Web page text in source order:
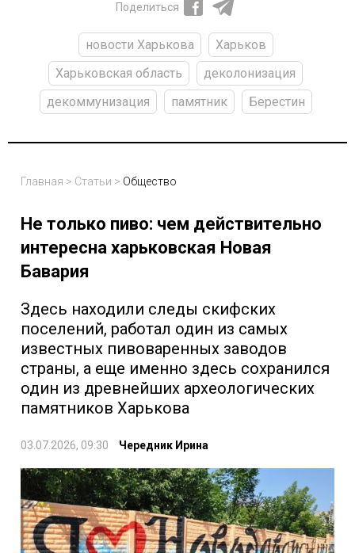
Поделиться
новости Харькова
Харьков
Харьковская область
деколонизация
декоммунизация
памятник Берестин
Главная > Статьи > Общество
Не только пиво: чем действительно
интересна харьковская Новая
Бавария
Здесь находили следы скифских
поселений, работал один из самых
известных пивоваренных заводов
страны, а еще именно здесь сохранился
один из древнейших археологических
памятников Харькова
03.07.2026, 09:30 Чередник Ирина